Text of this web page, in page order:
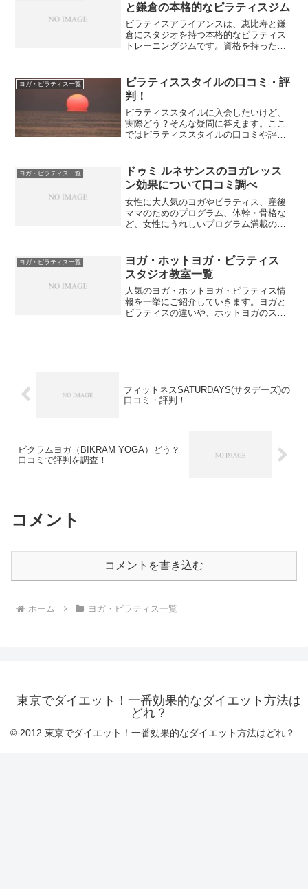
と鎌倉の本格的なピラティスジム
ピラティスアライアンスは、恵比寿と鎌
倉にスタジオを持つ本格的なピラティス
トレーニングジムです。資格を持ったト
ヨガ・ピラティス一覧
ピラティススタイルの口コミ・評
判！
ピラティススタイルに入会したいけど、
実際どう？そんな疑問に答えます。ここ
ではピラティススタイルの口コミや評
ヨガ・ピラティス一覧
ドゥミ ルネサンスのヨガレッス
ン効果について口コミ調べ
女性に大人気のヨガやピラティス、産後
ママのためのプログラム、体幹・骨格な
ど、女性にうれしいプログラム満載のド
ヨガ・ピラティス一覧
ヨガ・ホットヨガ・ピラティス
スタジオ教室一覧
人気のヨガ・ホットヨガ・ピラティス情
報を一挙にご紹介していきます。ヨガと
ピラティスの違いや、ホットヨガのスタ
フィットネスSATURDAYS(サタデーズ)の
口コミ・評判！
ビクラムヨガ（BIKRAM YOGA）どう？
口コミで評判を調査！
コメント
コメントを書き込む
ホーム ヨガ・ピラティス一覧
東京でダイエット！一番効果的なダイエット方法は
どれ？
© 2012 東京でダイエット！一番効果的なダイエット方法はどれ？.